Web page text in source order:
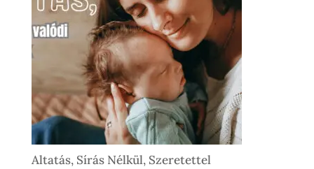
Altatás, Sírás Nélkül, Szeretettel